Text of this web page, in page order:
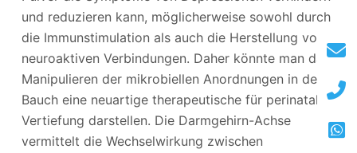
und reduzieren kann, möglicherweise sowohl durch
die Immunstimulation als auch die Herstellung von
neuroaktiven Verbindungen. Daher könnte man das
Manipulieren der mikrobiellen Anordnungen in dem
Bauch eine neuartige therapeutische für perinatale
Vertiefung darstellen. Die Darmgehirn-Achse
vermittelt die Wechselwirkung zwischen